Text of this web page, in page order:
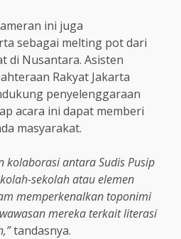
ini juga
sebagai melting pot dari
di Nusantara. Asisten
Rakyat Jakarta
penyelenggaraan
acara ini dapat memberi
masyarakat.
kolaborasi antara Sudis Pusip
sekolah atau elemen
memperkenalkan toponimi
mereka terkait literasi
tandasnya.